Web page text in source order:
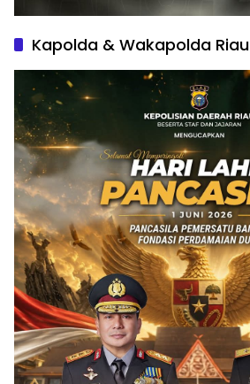
Kapolda & Wakapolda Riau